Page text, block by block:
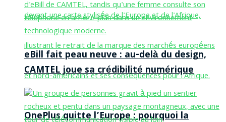
OnePlus quitte l’Europe : pourquoi la
eBill fait peau neuve : au-delà du design,
CAMTEL joue sa crédibilité numérique